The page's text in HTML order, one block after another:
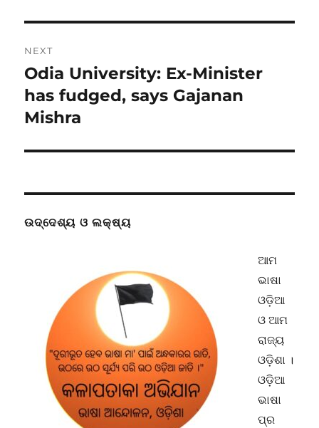
NEXT
Next
post:
Odia University: Ex-Minister
has fudged, says Gajanan
Mishra
ଉଦ୍ଦେଶ୍ୟ ଓ ଲକ୍ଷ୍ୟ
ଆମ
ଭାଷା
ଓଡ଼ିଆ
ଓ ଆମ
ରାଜ୍ୟ
ଓଡ଼ିଶା ।
ଓଡ଼ିଆ
ଭାଷା
ପ୍ର